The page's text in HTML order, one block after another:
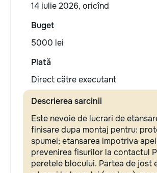
14 iulie 2026, oricînd
Buget
5000 lei
Plată
Direct către executant
Descrierea sarcinii
Este nevoie de lucrari de
finisare dupa montaj pentru:
spumei; etansarea impotriva
prevenirea fisurilor la contactul
peretele blocului. Partea de jost